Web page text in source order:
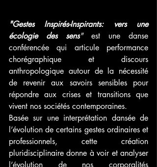
"Gestes Inspirés-Inspirants: vers une
écologie des sens" est une danse
conférencée qui articule performance
chorégraphique et discours
anthropologique autour de la nécessité
de revenir aux savoirs sensibles pour
répondre aux crises et transitions que
vivent nos sociétés contemporaines.
Basée sur une interprétation dansée de
l’évolution de certains gestes ordinaires et
professionnels, cette création
pluridisciplinaire donne à voir et analyser